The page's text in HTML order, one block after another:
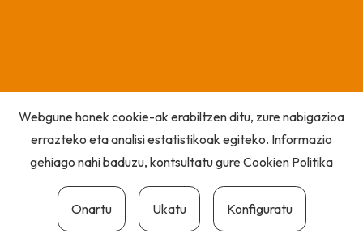
Webgune honek cookie-ak erabiltzen ditu, zure nabigazioa
errazteko eta analisi estatistikoak egiteko. Informazio
gehiago nahi baduzu, kontsultatu gureCookien Politika
Onartu Ukatu Konfiguratu